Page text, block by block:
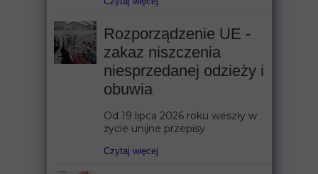
Rozporządzenie UE -
zakaz niszczenia
niesprzedanej odzieży i
obuwia
Od 19 lipca 2026 roku weszły w
życie unijne przepisy
Czytaj więcej